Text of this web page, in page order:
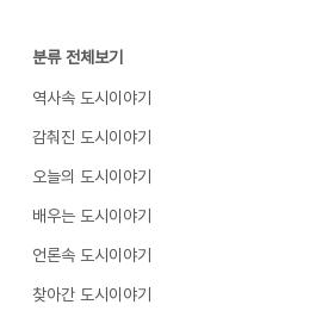
분류 전체보기
역사속 도시이야기
감춰진 도시이야기
오늘의 도시이야기
배우는 도시이야기
언론속 도시이야기
찾아간 도시이야기